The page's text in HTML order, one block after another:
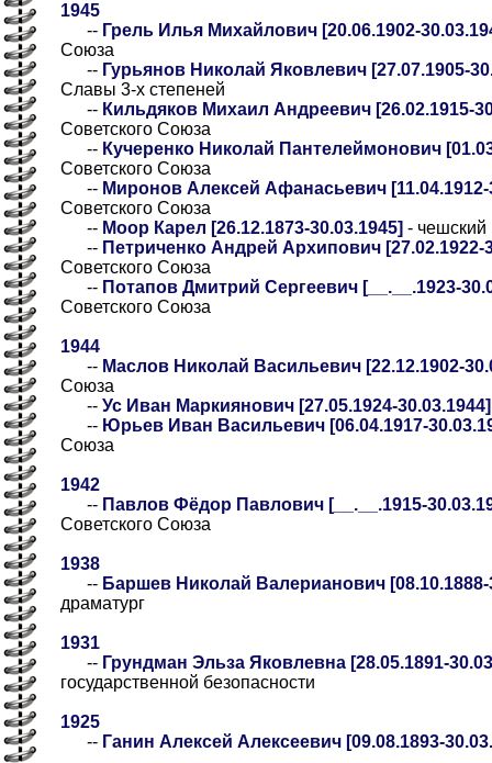
1945
-- Грель Илья Михайлович [20.06.1902-
Союза
-- Гурьянов Николай Яковлевич [27.07.1905-
Славы 3-х степеней
-- Кильдяков Михаил Андреевич [26.02.1915-
Советского Союза
-- Кучеренко Николай Пантелеймонович
Советского Союза
-- Миронов Алексей Афанасьевич [11.04.1912-
Советского Союза
-- Моор Карел [26.12.1873-30.03.1945] - чешский
-- Петриченко Андрей Архипович [27.02.1922-
Советского Союза
-- Потапов Дмитрий Сергеевич [__.__.1923-
Советского Союза
1944
-- Маслов Николай Васильевич [22.12.1902-
Союза
-- Ус Иван Маркиянович [27.05.1924-30.03.1944]
-- Юрьев Иван Васильевич [06.04.1917-
Союза
1942
-- Павлов Фёдор Павлович [__.__.1915-
Советского Союза
1938
-- Баршев Николай Валерианович [08.10.1888-
драматург
1931
-- Грундман Эльза Яковлевна [28.05.1891-
государственной безопасности
1925
-- Ганин Алексей Алексеевич [09.08.1893-